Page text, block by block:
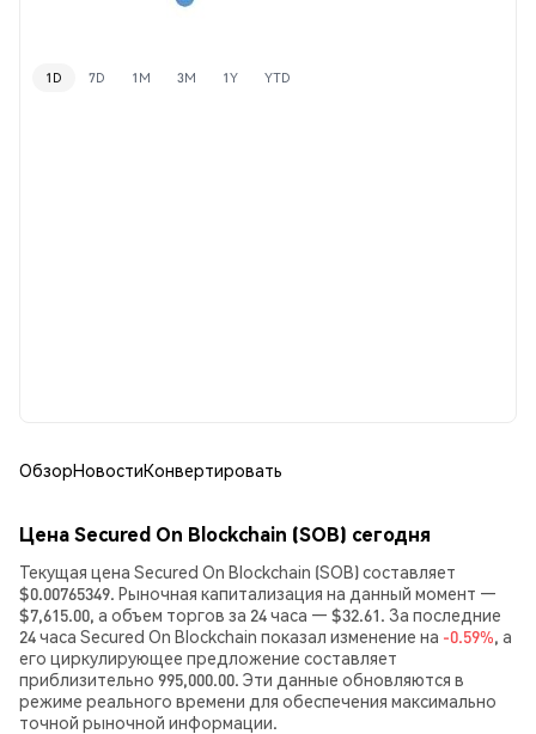
1D 7D 1M 3M 1Y YTD
ОбзорНовостиКонвертировать
Цена Secured On Blockchain (SOB) сегодня
Текущая цена Secured On Blockchain (SOB) составляет
$0.00765349. Рыночная капитализация на данный момент —
$7,615.00, а объем торгов за 24 часа — $32.61. За последние
24 часа Secured On Blockchain показал изменение на -0.59%, а
его циркулирующее предложение составляет
приблизительно 995,000.00. Эти данные обновляются в
режиме реального времени для обеспечения максимально
точной рыночной информации.